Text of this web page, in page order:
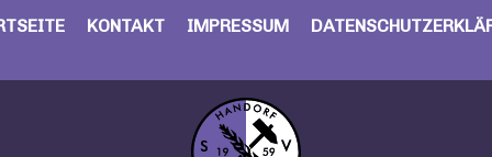
KONTAKT IMPRESSUM